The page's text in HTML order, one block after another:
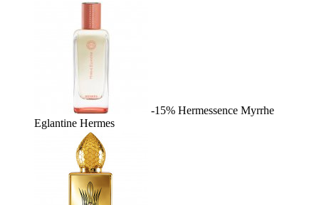
-15% Hermessence Myrrhe
Eglantine Hermes